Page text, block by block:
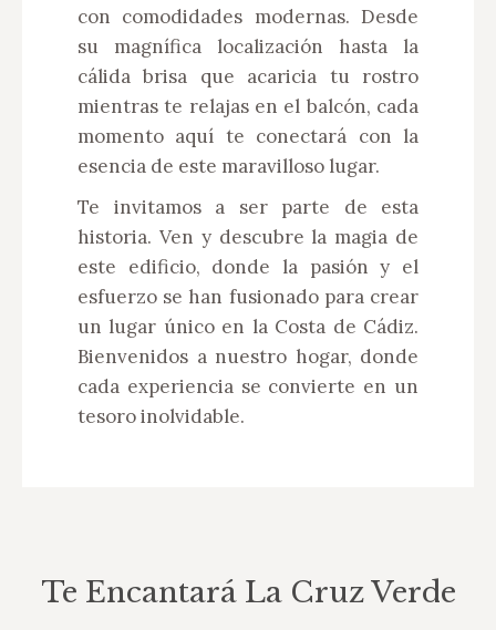
con comodidades modernas. Desde
su magnífica localización hasta la
cálida brisa que acaricia tu rostro
mientras te relajas en el balcón, cada
momento aquí te conectará con la
esencia de este maravilloso lugar.
Te invitamos a ser parte de esta
historia. Ven y descubre la magia de
este edificio, donde la pasión y el
esfuerzo se han fusionado para crear
un lugar único en la Costa de Cádiz.
Bienvenidos a nuestro hogar, donde
cada experiencia se convierte en un
tesoro inolvidable.
Te Encantará La Cruz Verde